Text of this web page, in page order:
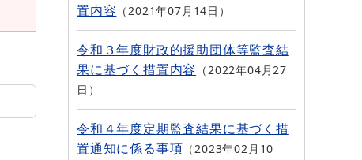
置内容
2021年07月14日
令和３年度財政的援助団体等監査結
果に基づく措置内容
2022年04月27
日
令和４年度定期監査結果に基づく措
置通知に係る事項
2023年02月10